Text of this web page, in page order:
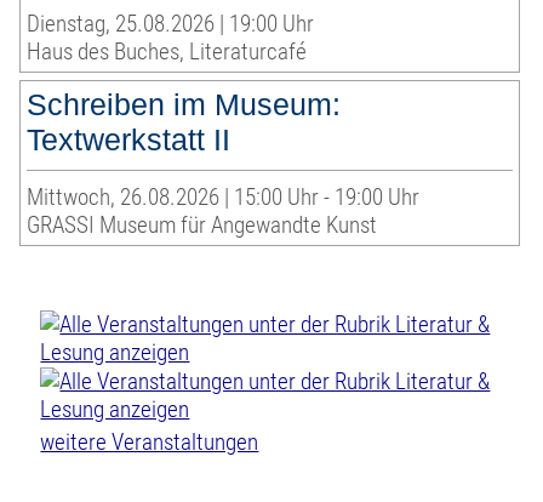
Dienstag, 25.08.2026 | 19:00 Uhr
Haus des Buches, Literaturcafé
Schreiben im Museum:
Textwerkstatt II
Mittwoch, 26.08.2026 | 15:00 Uhr - 19:00 Uhr
GRASSI Museum für Angewandte Kunst
weitere Veranstaltungen